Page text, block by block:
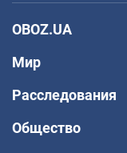
OBOZ.UA
Мир
Расследования
Общество